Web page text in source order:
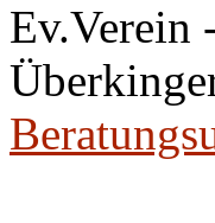
Ev.Verein